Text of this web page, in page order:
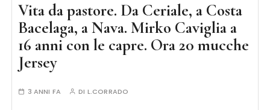
Vita da pastore. Da Ceriale, a Costa
Bacelaga, a Nava. Mirko Caviglia a
16 anni con le capre. Ora 20 mucche
Jersey
3 ANNI FA DI L.CORRADO